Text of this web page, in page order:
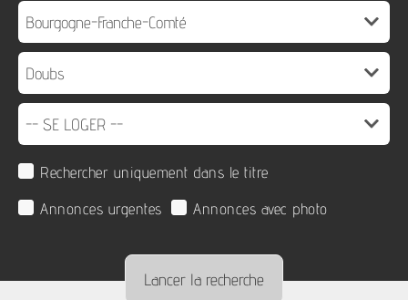
Rechercher uniquement dans le titre
Annonces urgentes
Annonces avec photo